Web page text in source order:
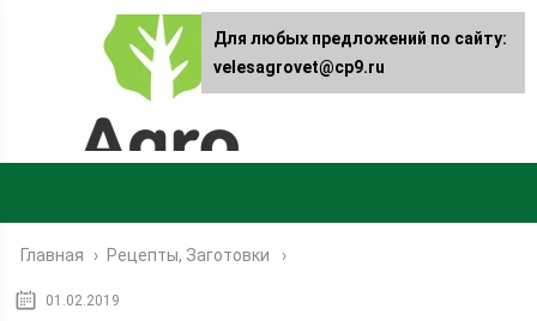
Главная › Рецепты, Заготовки
01.02.2019
Для любых предложений по сайту:
velesagrovet@cp9.ru